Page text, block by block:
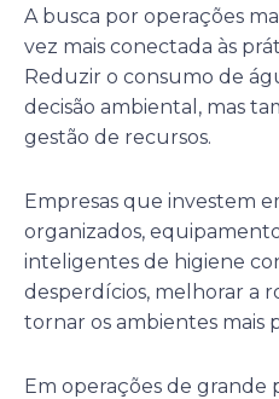
A busca por operações
vez mais conectada às
Reduzir o consumo de
decisão ambiental, mas
gestão de recursos.
Empresas que investem
organizados,
inteligentes de higiene
desperdícios, melhorar a
tornar os ambientes mais
Em operações de grande